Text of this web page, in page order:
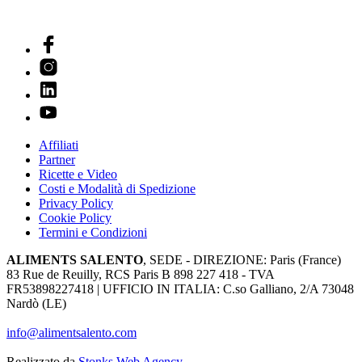
Affiliati
Partner
Ricette e Video
Costi e Modalità di Spedizione
Privacy Policy
Cookie Policy
Termini e Condizioni
ALIMENTS SALENTO, SEDE - DIREZIONE: Paris (France)
83 Rue de Reuilly, RCS Paris B 898 227 418 - TVA
FR53898227418 | UFFICIO IN ITALIA: C.so Galliano, 2/A 73048
Nardò (LE)
info@alimentsalento.com